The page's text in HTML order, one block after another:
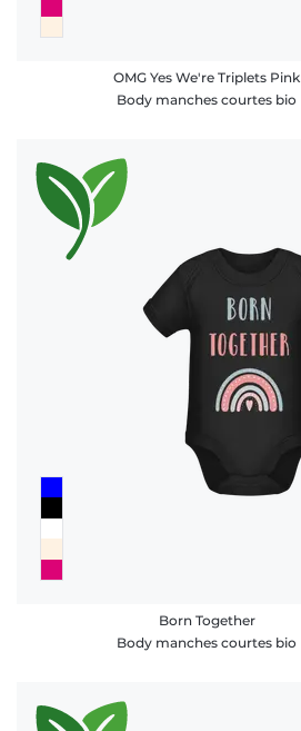
OMG Yes We're Triplets Pink
Body manches courtes bio
Born Together
Body manches courtes bio